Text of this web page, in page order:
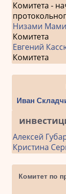
Комитета -
Низами
Комитета
Евгений
Комитета
Иван
Алексей
Кристина
Комитет по